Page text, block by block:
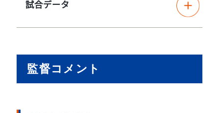
試合データ
監督コメント